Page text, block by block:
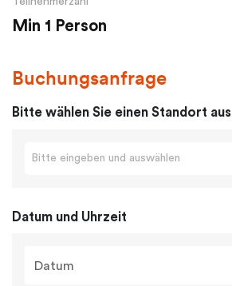
Min 1 Person
Buchungsanfrage
Bitte wählen Sie einen Standort aus
Bitte eingeben und auswählen
Datum und Uhrzeit
Datum